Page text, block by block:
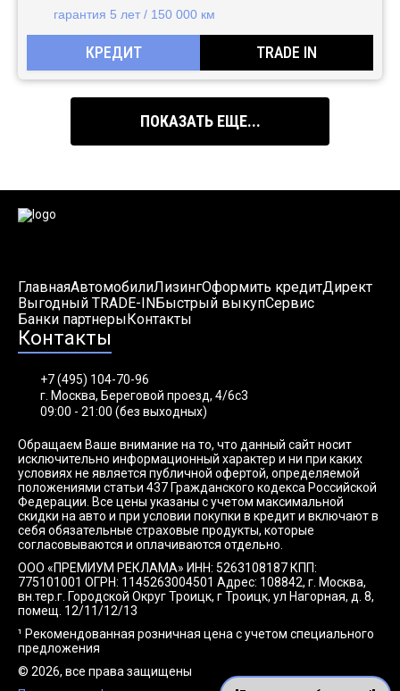
гарантия 5 лет / 150 000 км
КРЕДИТ TRADE IN
ПОКАЗАТЬ ЕЩЕ...
ГлавнаяАвтомобилиЛизингОформить кредитДирект
Выгодный TRADE-INБыстрый выкупСервис
Банки партнерыКонтакты
Контакты
+7 (495) 104-70-96
г. Москва, Береговой проезд, 4/6с3
09:00 - 21:00 (без выходных)
Обращаем Ваше внимание на то, что данный сайт носит
исключительно информационный характер и ни при каких
условиях не является публичной офертой, определяемой
положениями статьи 437 Гражданского кодекса Российской
Федерации. Все цены указаны с учетом максимальной
скидки на авто и при условии покупки в кредит и включают в
себя обязательные страховые продукты, которые
согласовываются и оплачиваются отдельно.
ООО «ПРЕМИУМ РЕКЛАМА» ИНН: 5263108187 КПП:
775101001 ОГРН: 1145263004501 Адрес: 108842, г. Москва,
вн.тер.г. Городской Округ Троицк, г Троицк, ул Нагорная, д. 8,
помещ. 12/11/12/13
¹ Рекомендованная розничная цена с учетом специального
предложения
© 2026, все права защищены